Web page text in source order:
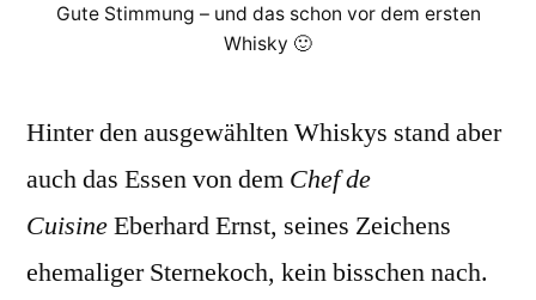
Gute Stimmung – und das schon vor dem ersten
Whisky 🙂
Hinter den ausgewählten Whiskys stand aber
auch das Essen von dem Chef de
CuisineEberhard Ernst, seines Zeichens
ehemaliger Sternekoch, kein bisschen nach.